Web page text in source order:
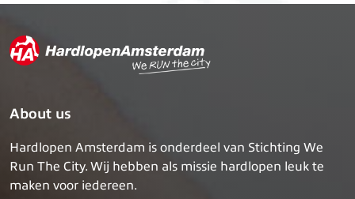
About us
Hardlopen Amsterdam is onderdeel van Stichting We
Run The City. Wij hebben als missie hardlopen leuk te
maken voor iedereen.